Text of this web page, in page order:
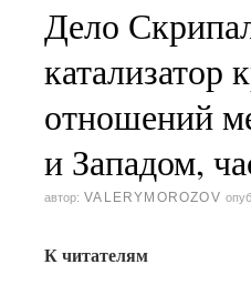
Дело
катализатор
отношений
и Западом,
автор: VALERYMOROZOV
К читателям